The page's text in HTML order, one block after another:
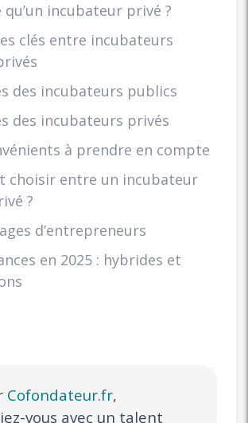
qu’un incubateur privé ?
clés entre incubateurs
des incubateurs publics
des incubateurs privés
à prendre en compte
choisir entre un incubateur
?
d’entrepreneurs
en 2025 : hybrides et
Cofondateur.fr,
vous avec un talent